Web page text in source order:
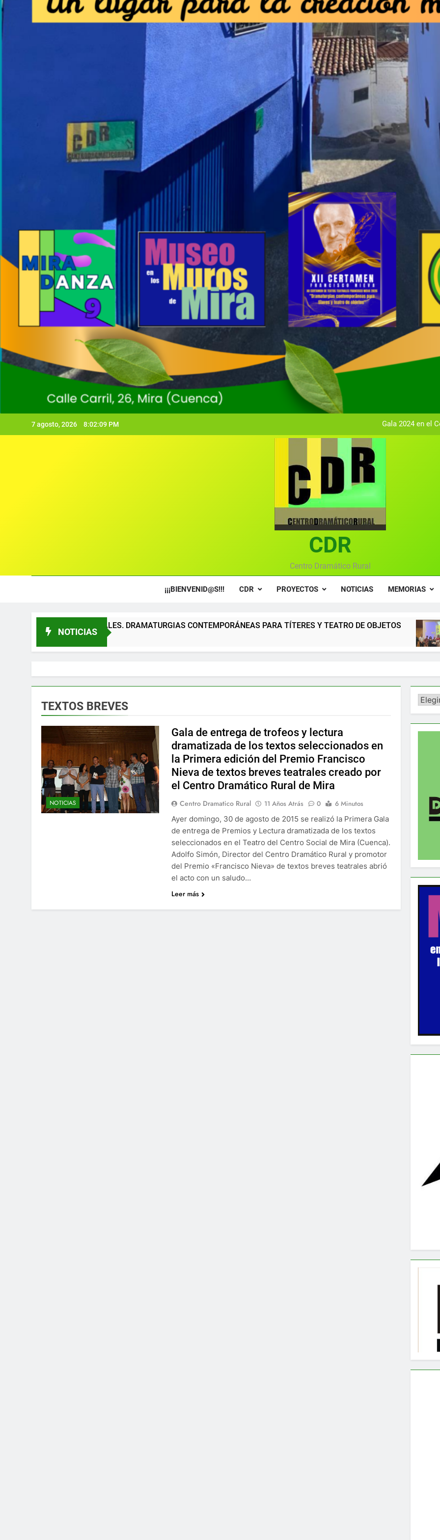
7 agosto, 2026 8:02:10 PM
Gala anual
Textos seleccionados en el VI Certamen Francisco Nieva de
CDR
Centro Dramático Rural
¡¡¡BIENVENID@S!!! CDR PROYECTOS NOTICIAS MEMORIAS
NOTICIAS
DRAMATURGIAS CONTEMPORÁNEAS PARA TÍTERES Y TEATRO DE OBJETOS Gala del Centro
TEXTOS BREVES
NOTICIAS
Gala de entrega de trofeos y lectura
dramatizada de los textos seleccionados en
la Primera edición del Premio Francisco
Nieva de textos breves teatrales creado por
el Centro Dramático Rural de Mira
Centro Dramatico Rural 11 Años Atrás 0
6 Minutos
Ayer domingo, 30 de agosto de 2015 se realizó la Primera Gala
de entrega de Premios y Lectura dramatizada de los textos
seleccionados en el Teatro del Centro Social de Mira (Cuenca).
Adolfo Simón, Director del Centro Dramático Rural y promotor
del Premio «Francisco Nieva» de textos breves teatrales abrió
el acto con un saludo…
Leer más